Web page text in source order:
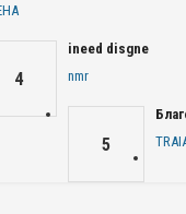
4
ineed disgne
nmr
5